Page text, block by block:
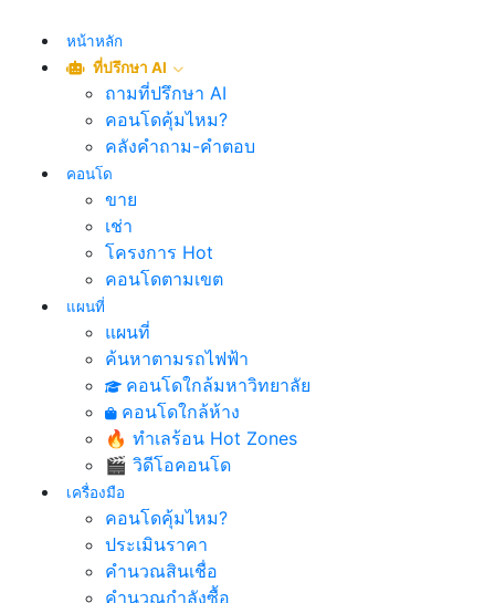
หน้าหลัก
ที่ปรึกษา AI
ถามที่ปรึกษา AI
คอนโดคุ้มไหม?
คลังคำถาม-คำตอบ
คอนโด
ขาย
เช่า
โครงการ Hot
คอนโดตามเขต
แผนที่
แผนที่
ค้นหาตามรถไฟฟ้า
คอนโดใกล้มหาวิทยาลัย
คอนโดใกล้ห้าง
🔥 ทำเลร้อน Hot Zones
🎬 วิดีโอคอนโด
เครื่องมือ
คอนโดคุ้มไหม?
ประเมินราคา
คำนวณสินเชื่อ
คำนวณกำลังซื้อ